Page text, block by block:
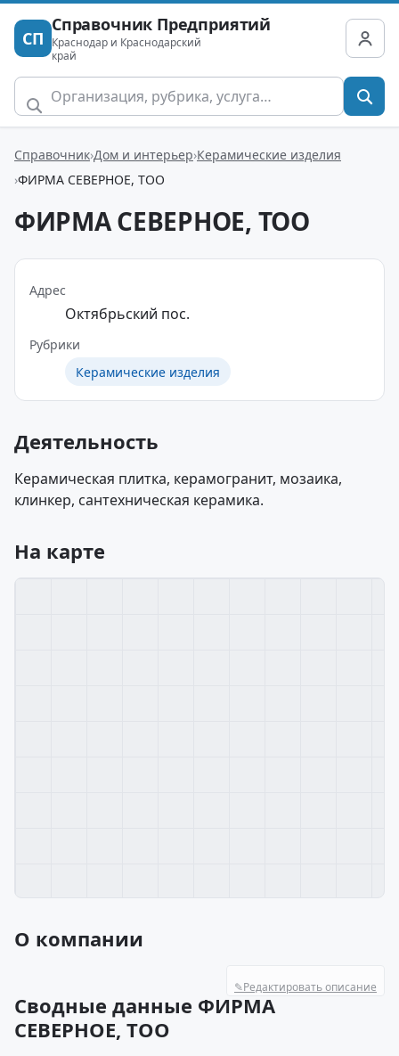
СП
Справочник Предприятий
Краснодар и Краснодарский
край
Справочник Дом и интерьер Керамические изделия
ФИРМА СЕВЕРНОЕ, ТОО
ФИРМА СЕВЕРНОЕ, ТОО
Адрес
Октябрьский пос.
Рубрики
Керамические изделия
Деятельность
Керамическая плитка, керамогранит, мозаика,
клинкер, сантехническая керамика.
На карте
О компании
✎Редактировать описание
Сводные данные ФИРМА
СЕВЕРНОЕ, ТОО